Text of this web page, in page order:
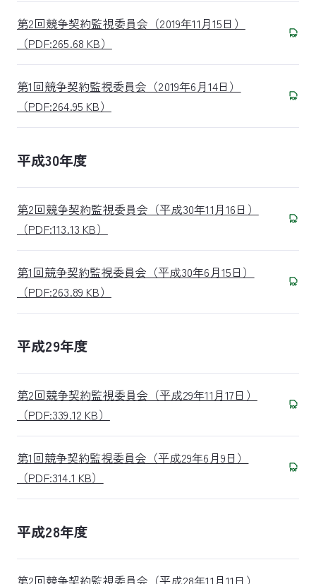
第2回競争契約監視委員会（2019年11月15日）
（PDF:265.68 KB）
第1回競争契約監視委員会（2019年6月14日）
（PDF:264.95 KB）
平成30年度
第2回競争契約監視委員会（平成30年11月16日）
（PDF:113.13 KB）
第1回競争契約監視委員会（平成30年6月15日）
（PDF:263.89 KB）
平成29年度
第2回競争契約監視委員会（平成29年11月17日）
（PDF:339.12 KB）
第1回競争契約監視委員会（平成29年6月9日）
（PDF:314.1 KB）
平成28年度
第2回競争契約監視委員会（平成28年11月11日）